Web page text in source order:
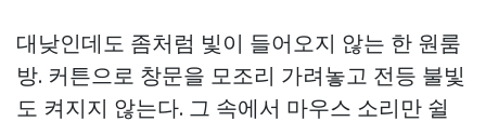
대낮인데도 좀처럼 빛이 들어오지 않는 한 원룸
방. 커튼으로 창문을 모조리 가려놓고 전등 불빛
도 켜지지 않는다. 그 속에서 마우스 소리만 쉴